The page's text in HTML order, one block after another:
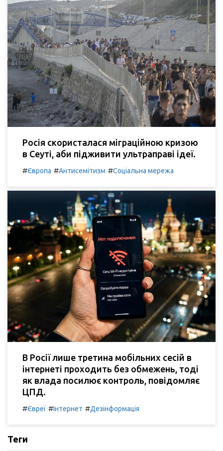
Росія скористалася міграційною кризою
в Сеуті, аби підживити ультраправі ідеї.
#Європа #Антисемітизм #Соціальна мережа
В Росії лише третина мобільних сесій в
інтернеті проходить без обмежень, тоді
як влада посилює контроль, повідомляє
ЦПД.
#Євреї #Інтернет #Дезінформація
Теги